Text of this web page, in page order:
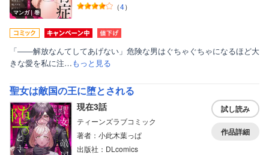
マンガ｜巻
（4）
「――解放なんてしてあげない」危険な男はぐちゃぐちゃになるほど大
きな愛を私に注…もっと見る
聖女は敵国の王に堕とされる
現在3話
ティーンズラブコミック
著者：小此木葉っぱ
出版社：DLcomics
試し読み
作品詳細